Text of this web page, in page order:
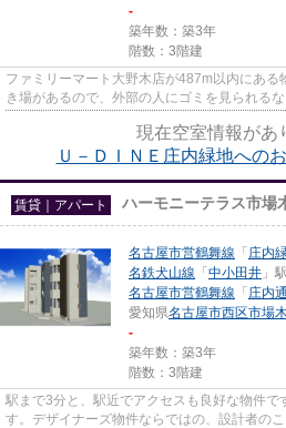
-
築年数：築3年
階数：3階建
ファミリーマート大野木店が487m以内にある
き場があるので、外部の人にゴミを見られる
現在空室情報があ
Ｕ－ＤＩＮＥ庄内緑地への
賃貸｜アパート ハーモニーテラス市場
名古屋市営鶴舞線 「 庄内
名鉄犬山線 「 中小田井 」
名古屋市営鶴舞線 「 庄内通
愛知県名古屋市西区市場
-
築年数：築3年
階数：3階建
駅まで3分と、駅近でアクセスも良好な物件で
す。デザイナーズ物件ならではの、設計者の